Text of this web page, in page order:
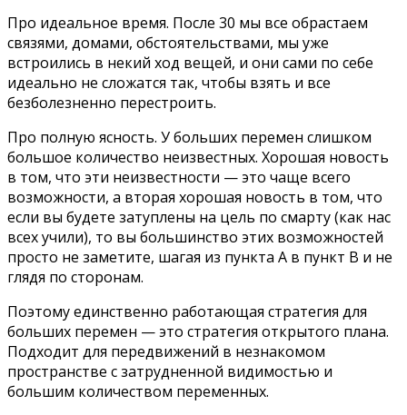
Про идеальное время. После 30 мы все обрастаем
связями, домами, обстоятельствами, мы уже
встроились в некий ход вещей, и они сами по себе
идеально не сложатся так, чтобы взять и все
безболезненно перестроить.
Про полную ясность. У больших перемен слишком
большое количество неизвестных. Хорошая новость
в том, что эти неизвестности — это чаще всего
возможности, а вторая хорошая новость в том, что
если вы будете затуплены на цель по смарту (как нас
всех учили), то вы большинство этих возможностей
просто не заметите, шагая из пункта А в пункт В и не
глядя по сторонам.
Поэтому единственно работающая стратегия для
больших перемен — это стратегия открытого плана.
Подходит для передвижений в незнакомом
пространстве с затрудненной видимостью и
большим количеством переменных.